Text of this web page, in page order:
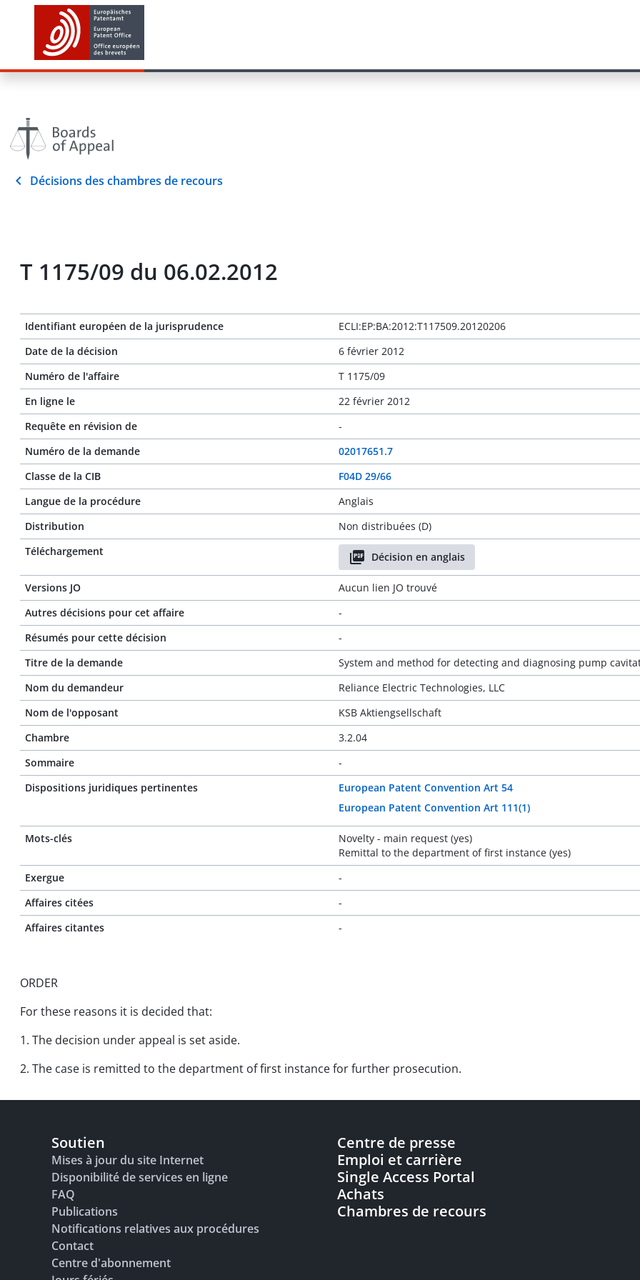
Décisions des chambres de recours
T 1175/09 du 06.02.2012
Identifiant européen de la jurisprudence
ECLI:EP:BA:2012:T117509.20120206
Date de la décision
6 février 2012
Numéro de l'affaire
T 1175/09
En ligne le
22 février 2012
Requête en révision de
-
Numéro de la demande
02017651.7
Classe de la CIB
F04D 29/66
Langue de la procédure
Anglais
Distribution
Non distribuées (D)
Téléchargement
Décision en anglais
Versions JO
Aucun lien JO trouvé
Autres décisions pour cet affaire
-
Résumés pour cette décision
-
Titre de la demande
System and method for detecting and diagnosing pump
Nom du demandeur
Reliance Electric Technologies, LLC
Nom de l'opposant
KSB Aktiengsellschaft
Chambre
3.2.04
Sommaire
-
Dispositions juridiques pertinentes
European Patent Convention Art 54
European Patent Convention Art 111(1)
Mots-clés
Novelty - main request (yes)
Remittal to the department of first instance (yes)
Exergue
-
Affaires citées
-
Affaires citantes
-
ORDER
For these reasons it is decided that:
1. The decision under appeal is set aside.
2. The case is remitted to the department of first instance for further prosecution.
Soutien
Mises à jour du site Internet
Disponibilité de services en ligne
FAQ
Publications
Notifications relatives aux procédures
Contact
Centre d'abonnement
Centre de presse
Emploi et carrière
Single Access Portal
Achats
Chambres de recours